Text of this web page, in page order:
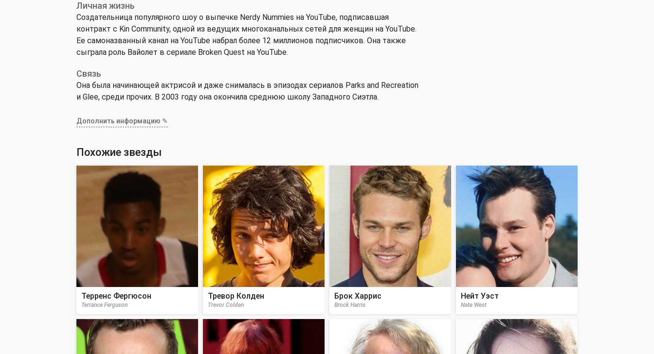
Личная жизнь
Создательница популярного шоу о выпечке Nerdy Nummies на YouTube, подписавшая
контракт с Kin Community, одной из ведущих многоканальных сетей для женщин на YouTube.
Ее самоназванный канал на YouTube набрал более 12 миллионов подписчиков. Она также
сыграла роль Вайолет в сериале Broken Quest на YouTube.
Связь
Она была начинающей актрисой и даже снималась в эпизодах сериалов Parks and Recreation
и Glee, среди прочих. В 2003 году она окончила среднюю школу Западного Сиэтла.
Дополнить информацию ✎
Похожие звезды
Терренс Фергюсон
Terrance Ferguson
Тревор Колден
Trevor Colden
Брок Харрис
Brock Harris
Нейт Уэст
Nate West